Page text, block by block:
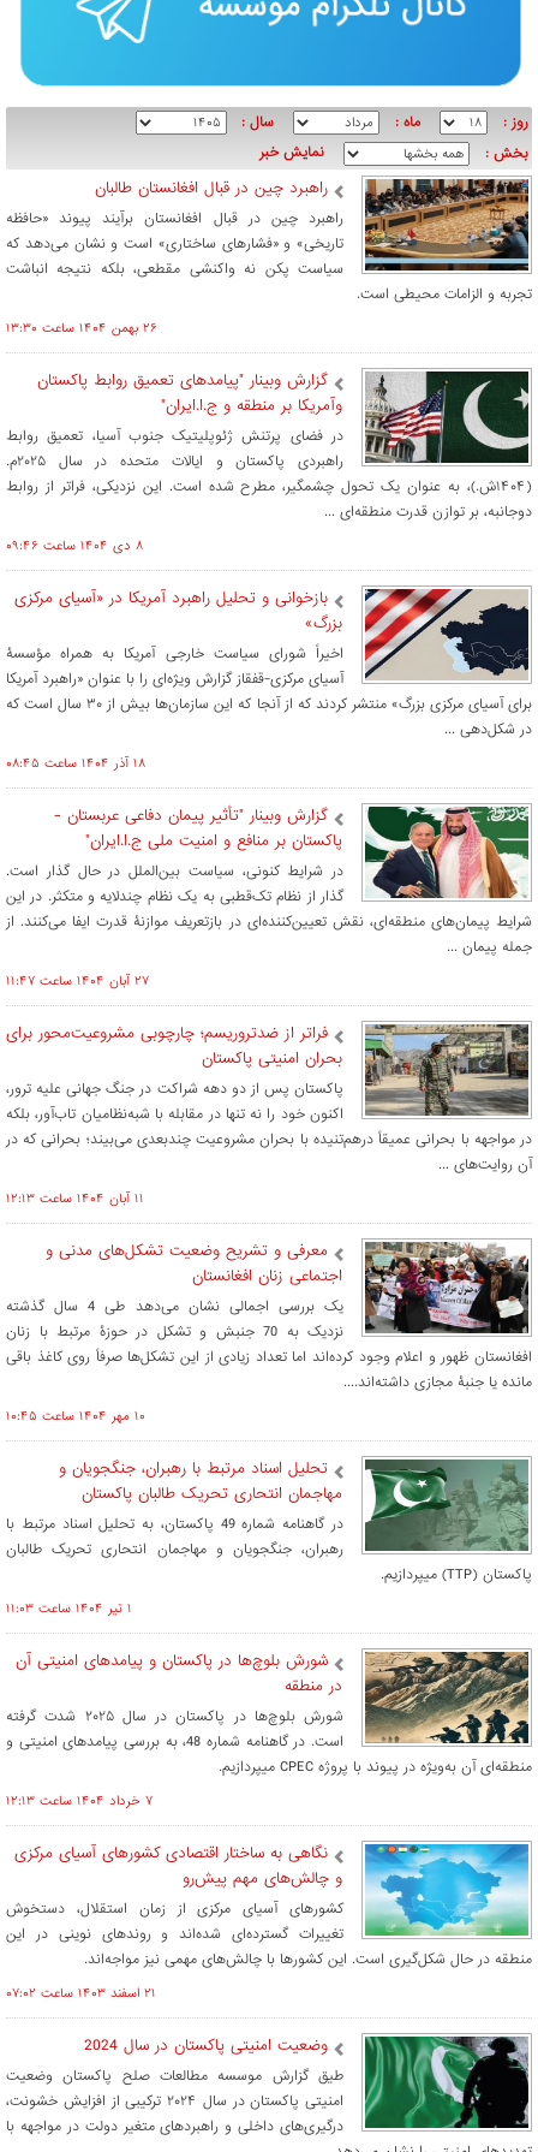
روز : ماه :
سال :
بخش :
نمایش خبر
راهبرد چین در قبال افغانستان طالبان
راهبرد چین در قبال افغانستان برآیند پیوند «حافظه
تاریخی» و «فشارهای ساختاری» است و نشان می‌دهد که
سیاست پکن نه واکنشی مقطعی، بلکه نتیجه انباشت
تجربه و الزامات محیطی است.
۲۶ بهمن ۱۴۰۴ ساعت ۱۳:۳۰
گزارش وبینار "پیامدهای تعمیق روابط پاکستان
وآمریکا بر منطقه و ج.ا.ایران"
در فضای پرتنش ژئوپلیتیک جنوب آسیا، تعمیق روابط
راهبردی پاکستان و ایالات متحده در سال ۲۰۲۵م.
(۱۴۰۴ش.)، به عنوان یک تحول چشمگیر، مطرح شده است. این نزدیکی، فراتر از روابط
دوجانبه، بر توازن قدرت منطقه‌ای ...
۸ دی ۱۴۰۴ ساعت ۰۹:۴۶
بازخوانی و تحلیل راهبرد آمریکا در «آسیای مرکزی
بزرگ»
اخیراً شورای سیاست خارجی آمریکا به همراه مؤسسۀ
آسیای مرکزی-قفقاز گزارش ویژه‌ای را با عنوان «راهبرد آمریکا
برای آسیای مرکزی بزرگ» منتشر کردند که از آنجا که این سازمان‌ها بیش از ۳۰ سال است که
در شکل‌دهی ...
۱۸ آذر ۱۴۰۴ ساعت ۰۸:۴۵
گزارش وبینار "تأثیر پیمان دفاعی عربستان -
پاکستان بر منافع و امنیت ملی ج.ا.ایران"
در شرایط کنونی، سیاست بین‌الملل در حال گذار است.
گذار از نظام تک‌قطبی به یک نظام چندلایه و متکثر. در این
شرایط پیمان‌های منطقه‌ای، نقش تعیین‌کننده‌ای در بازتعریف موازنۀ قدرت ایفا می‌کنند. از
جمله پیمان ...
۲۷ آبان ۱۴۰۴ ساعت ۱۱:۴۷
فراتر از ضدتروریسم؛ چارچوبی مشروعیت‌محور برای
بحران امنیتی پاکستان
پاکستان پس از دو دهه شراکت در جنگ جهانی علیه ترور،
اکنون خود را نه تنها در مقابله با شبه‌نظامیان تاب‌آور، بلکه
در مواجهه با بحرانی عمیقاً درهم‌تنیده با بحران مشروعیت چندبعدی می‌بیند؛ بحرانی که در
آن روایت‌های ...
۱۱ آبان ۱۴۰۴ ساعت ۱۲:۱۳
معرفی و تشریح وضعیت تشکل‌های مدنی و
اجتماعی زنان افغانستان
یک بررسی اجمالی نشان می‌دهد طی 4 سال گذشته
نزدیک به 70 جنبش و تشکل در حوزۀ مرتبط با زنان
افغانستان ظهور و اعلام وجود کرده‌اند اما تعداد زیادی از این تشکل‌ها صرفاً روی کاغذ باقی
مانده یا جنبۀ مجازی داشته‌اند....
۱۰ مهر ۱۴۰۴ ساعت ۱۰:۴۵
تحلیل اسناد مرتبط با رهبران، جنگجویان و
مهاجمان انتحاری تحریک طالبان پاکستان
در گاهنامه شماره 49 پاکستان، به تحلیل اسناد مرتبط با
رهبران، جنگجویان و مهاجمان انتحاری تحریک طالبان
پاکستان (TTP) میپردازیم.
۱ تير ۱۴۰۴ ساعت ۱۱:۰۳
شورش بلوچ‌ها‌ در پاکستان و پیامدهای امنیتی آن
در منطقه‌
شورش بلوچ‌ها در پاکستان در سال ۲۰۲۵ شدت گرفته
است. در گاهنامه شماره 48، به بررسی پیامدهای امنیتی و
منطقه‌ای آن به‌ویژه در پیوند با پروژه CPEC میپردازیم.
۷ خرداد ۱۴۰۴ ساعت ۱۲:۱۳
نگاهی به ساختار اقتصادی کشورهای آسیای مرکزی
و چالش‌های مهم پیش‌رو
کشورهای آسیای مرکزی از زمان استقلال، دستخوش
تغییرات گسترده‌ای شده‌اند و روندهای نوینی در این
منطقه در حال شکل‌گیری است. این کشورها با چالش‌های مهمی نیز مواجه‌اند.
۲۱ اسفند ۱۴۰۳ ساعت ۰۷:۰۲
وضعیت امنیتی پاکستان در سال 2024
طیق گزارش موسسه مطالعات صلح پاکستان وضعیت
امنیتی پاکستان در سال ۲۰۲۴ ترکیبی از افزایش خشونت،
درگیری‌های داخلی و راهبردهای متغیر دولت در مواجهه با